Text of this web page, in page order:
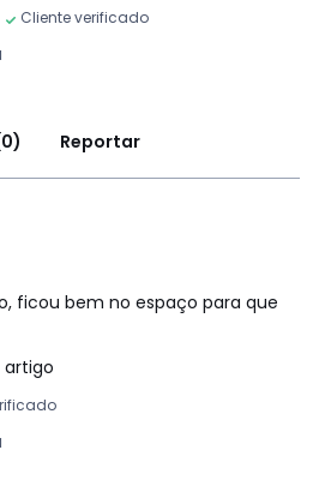
Cliente verificado
Reportar
ficou bem no espaço para que
artigo